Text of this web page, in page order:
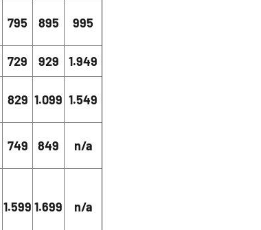
795 895 995
729 929 1.949
829 1.099 1.549
749 849 n/a
1.599 1.699 n/a